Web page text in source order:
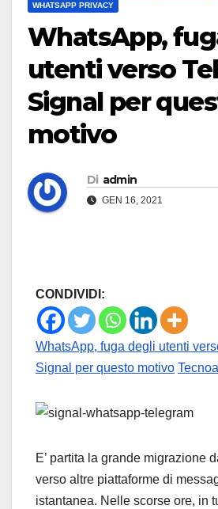
WHATSAPP PRIVACY
WhatsApp,
utenti verso
Signal per
motivo
Di admin
GEN 16, 2021
CONDIVIDI:
WhatsApp, fuga degli utenti
Signal per questo motivo
E’ partita la grande migrazione
verso altre piattaforme di
istantanea. Nelle scorse ore, in